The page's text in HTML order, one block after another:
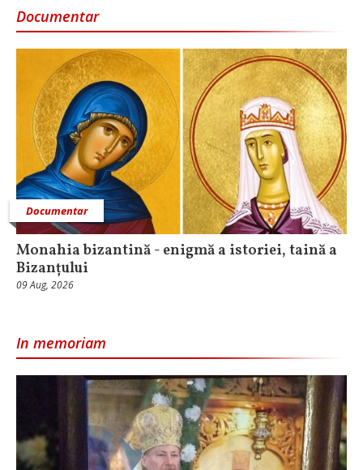
Documentar
Documentar
Monahia bizantină - enigmă a istoriei, taină a
Bizanțului
09 Aug, 2026
In memoriam